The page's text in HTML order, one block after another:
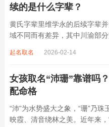
续的是什么字辈？
黄氏字辈里维学永的后续字辈
域不同而有差异，其中川渝部
某支系的续修字辈，在安岳、
起名取名 2026-02-14
女孩取名“沛珊”靠谱吗
配命格
“沛”为水势盛大之象，“珊”乃
映霞、清音绕林之美。近年来